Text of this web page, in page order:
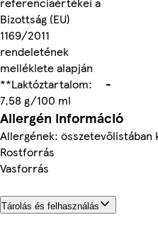
Bizottság (EU)
1169/2011
rendeletének
melléklete alapján
**Laktóztartalom:
7,58 g/100 ml
-
Allergén információ
Allergének: összetevőlistában
Rostforrás
Vasforrás
Tárolás és felhasználás